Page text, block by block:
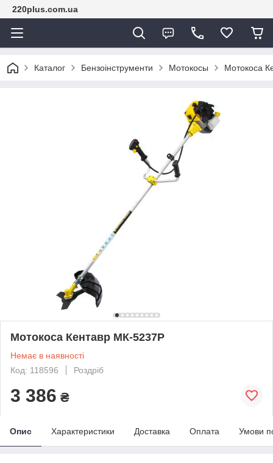
220plus.com.ua
Каталог Бензоінструменти Мотокосы Мотокоса
Мотокоса Кентавр МК-5237P
Немає в наявності
Код: 118596
Роздріб
3 386 ₴
Опис Характеристики Доставка Оплата Умови